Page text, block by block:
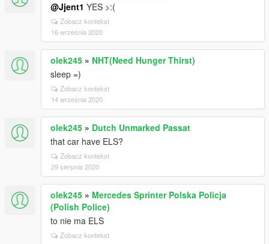
@Jjent1 YES >:(
Zobacz kontekst
16 września 2020
olek245 » NHT(Need Hunger Thirst)
sleep =)
Zobacz kontekst
14 września 2020
olek245 » Dutch Unmarked Passat
that car have ELS?
Zobacz kontekst
29 sierpnia 2020
olek245 » Mercedes Sprinter Polska Policja
(Polish Police)
to nie ma ELS
Zobacz kontekst